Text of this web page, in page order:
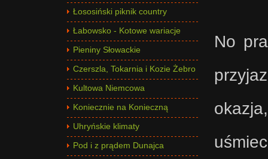
No
Łososiński piknik country
Łabowsko - Kotowe wariacje
Pieniny Słowackie
Czerszla, Tokarnia i Kozie Żebro
Kultowa Niemcowa
Koniecznie na Konieczną
Uhryńskie klimaty
Pod i z prądem Dunajca